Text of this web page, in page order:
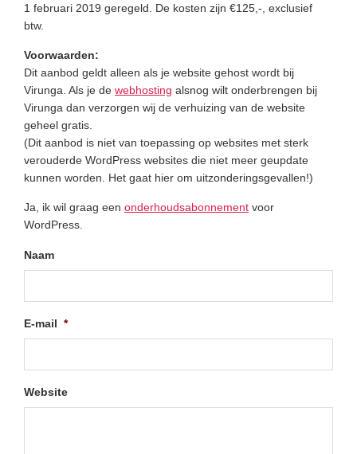
1 februari 2019 geregeld. De kosten zijn €125,-, exclusief
btw.
Voorwaarden:
Dit aanbod geldt alleen als je website gehost wordt bij
Virunga. Als je de webhosting alsnog wilt onderbrengen bij
Virunga dan verzorgen wij de verhuizing van de website
geheel gratis.
(Dit aanbod is niet van toepassing op websites met sterk
verouderde WordPress websites die niet meer geupdate
kunnen worden. Het gaat hier om uitzonderingsgevallen!)
Ja, ik wil graag een onderhoudsabonnement voor
WordPress.
Naam
E-mail *
Website